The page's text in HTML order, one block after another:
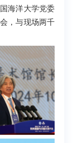
海洋大学党委
，与现场两千